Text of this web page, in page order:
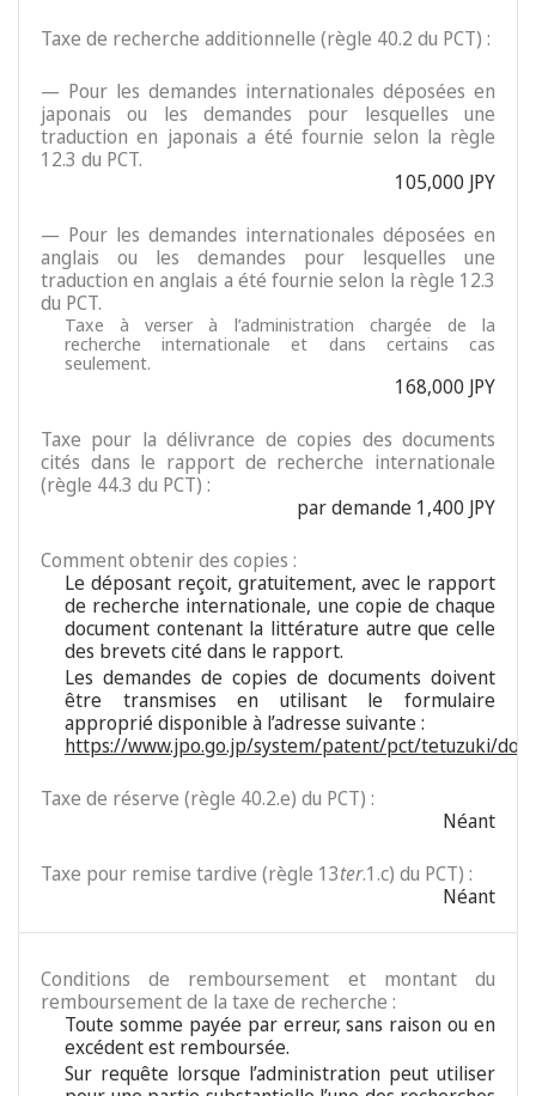
Taxe de recherche additionnelle (règle 40.2 du PCT) :
— Pour les demandes internationales déposées en
japonais ou les demandes pour lesquelles une
traduction en japonais a été fournie selon la règle
12.3 du PCT.
105,000 JPY
— Pour les demandes internationales déposées en
anglais ou les demandes pour lesquelles une
traduction en anglais a été fournie selon la règle 12.3
du PCT.
Taxe à verser à l’administration chargée de la
recherche internationale et dans certains cas
seulement.
168,000 JPY
Taxe pour la délivrance de copies des documents
cités dans le rapport de recherche internationale
(règle 44.3 du PCT) :
par demande 1,400 JPY
Comment obtenir des copies :
Le déposant reçoit, gratuitement, avec le rapport
de recherche internationale, une copie de chaque
document contenant la littérature autre que celle
des brevets cité dans le rapport.
Les demandes de copies de documents doivent
être transmises en utilisant le formulaire
approprié disponible à l’adresse suivante :
https://www.jpo.go.jp/system/patent/pct/tetuzuki/
Taxe de réserve (règle 40.2.e) du PCT) :
Néant
Taxe pour remise tardive (règle 13ter.1.c) du PCT) :
Néant
Conditions de remboursement et montant du
remboursement de la taxe de recherche :
Toute somme payée par erreur, sans raison ou en
excédent est remboursée.
Sur requête lorsque l’administration peut utiliser